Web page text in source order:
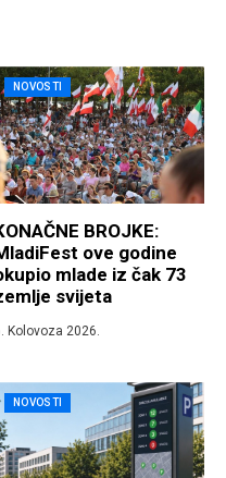
NOVOSTI
BROJKE:
ove godine
mlade iz čak 73
svijeta
Kolovoza 2026.
NOVOSTI